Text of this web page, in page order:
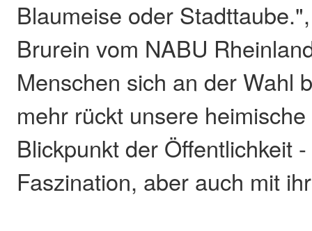
Blaumeise oder
Brurein vom NABU
Menschen sich an der Wahl
mehr rückt unsere
Blickpunkt der Öffentlichkeit
Faszination, aber auch mit